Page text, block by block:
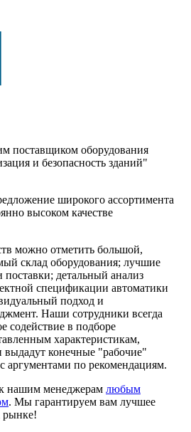
поставщиком оборудования
и безопасность зданий"
широкого ассортимента
высоком качестве
можно отметить большой,
склад оборудования; лучшие
детальный анализ
спецификации автоматики
подход и
Наши сотрудники всегда
содействие в подборе
характеристикам,
выдадут конечные "рабочие"
аргументами по рекомендациям.
нашим менеджерам любым
. Мы гарантируем вам лучшее
рынке!